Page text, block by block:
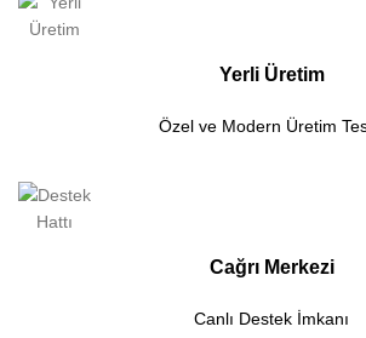
Yerli Üretim
Özel ve Modern Üretim
Cağrı Merkezi
Canlı Destek İmkanı